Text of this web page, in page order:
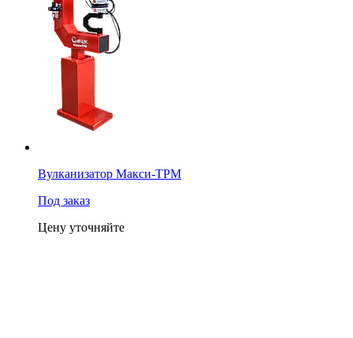
Вулканизатор Макси-ТРМ
Под заказ
Цену уточняйте